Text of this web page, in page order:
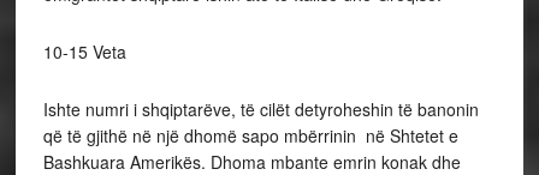
10-15 Veta
Ishte numri i shqiptarëve, të cilët detyroheshin të banonin
që të gjithë në një dhomë sapo mbërrinin në Shtetet e
Bashkuara Amerikës. Dhoma mbante emrin konak dhe